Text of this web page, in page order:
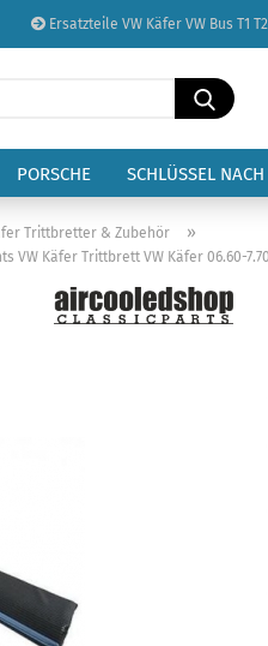
Ersatzteile VW Käfer VW Bus T1
Sprache auswählen
Lieferland
Konto
Passwort
PORSCHE SCHLÜSSEL
Trittbretter & Zubehör »
Käfer Trittbrett VW Käfer 06.60-7.70